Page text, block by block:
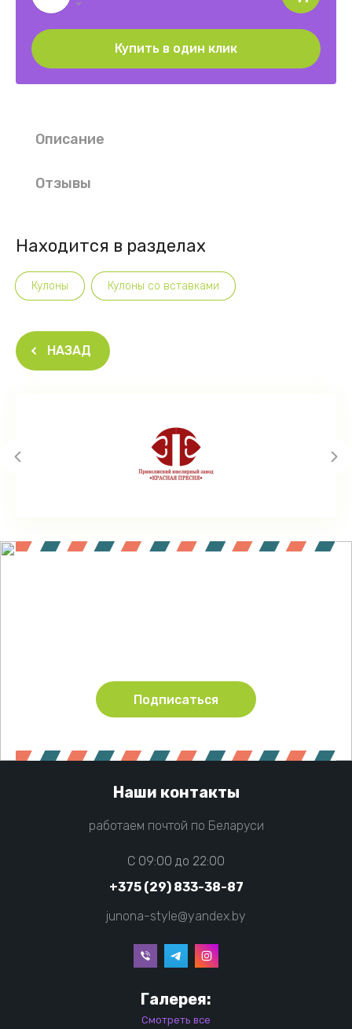
Купить в один клик
Описание
Отзывы
Находится в разделах
Кулоны Кулоны со вставками
НАЗАД
Подписаться
Наши контакты
работаем почтой по Беларуси
C 09:00 до 22:00
+375 (29) 833-38-87
junona-style@yandex.by
Галерея:
Смотреть все